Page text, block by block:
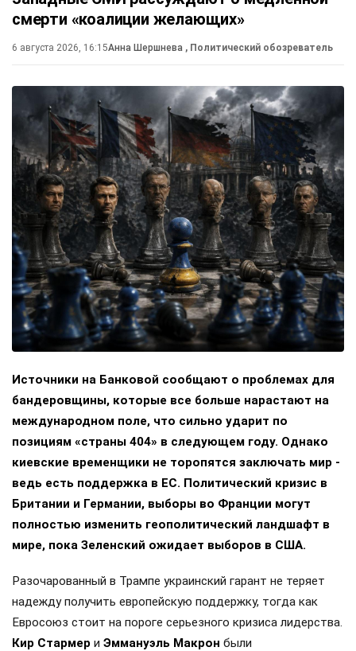
смерти «коалиции желающих»
6 августа 2026, 16:15Анна Шершнева , Политический обозреватель
Источники на Банковой сообщают о проблемах для
бандеровщины, которые все больше нарастают на
международном поле, что сильно ударит по
позициям «страны 404» в следующем году. Однако
киевские временщики не торопятся заключать мир -
ведь есть поддержка в ЕС. Политический кризис в
Британии и Германии, выборы во Франции могут
полностью изменить геополитический ландшафт в
мире, пока Зеленский ожидает выборов в США.
Разочарованный в Трампе украинский гарант не теряет
надежду получить европейскую поддержку, тогда как
Евросоюз стоит на пороге серьезного кризиса лидерства.
Кир Стармер и Эммануэль Макрон были